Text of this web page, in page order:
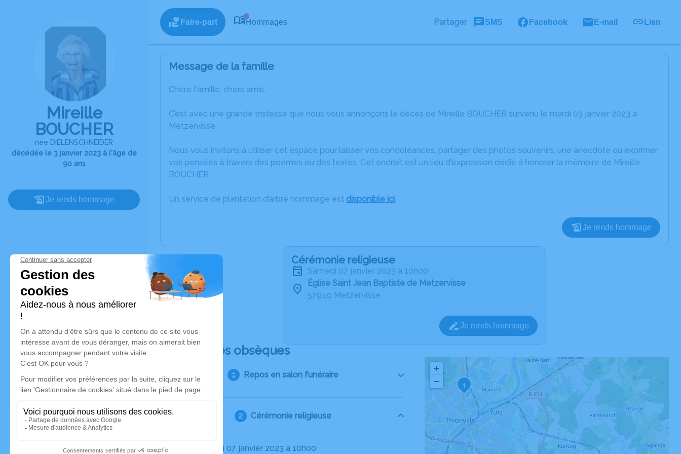
Mireille
BOUCHER
née DIELENSCHNEIDER
décédée le 3 janvier 2023 à l'âge de
90 ans
Je rends hommage
Faire-part Hommages Partager SMS Facebook E-mail Lien
Message de la famille
Chère famille, chers amis,
C’est avec une grande tristesse que nous vous annonçons le décès de Mireille BOUCHER survenu le mardi 03 janvier 2023 à
Metzervisse.
Nous vous invitons à utiliser cet espace pour laisser vos condoléances, partager des photos souvenirs, une anecdote ou exprimer
vos pensées à travers des poèmes ou des textes. Cet endroit est un lieu d'expression dédié à honorer la mémoire de Mireille
BOUCHER.
Un service de plantation d’arbre hommage est disponible ici.
Je rends hommage
Cérémonie religieuse
samedi 07 janvier 2023 à 10h00
Église Saint Jean Baptiste de Metzervisse
57940 Metzervisse
Je rends hommage
Déroulé des obsèques
Repos en salon funéraire
Cérémonie religieuse
Le samedi 07 janvier 2023 à 10h00
1
+
−